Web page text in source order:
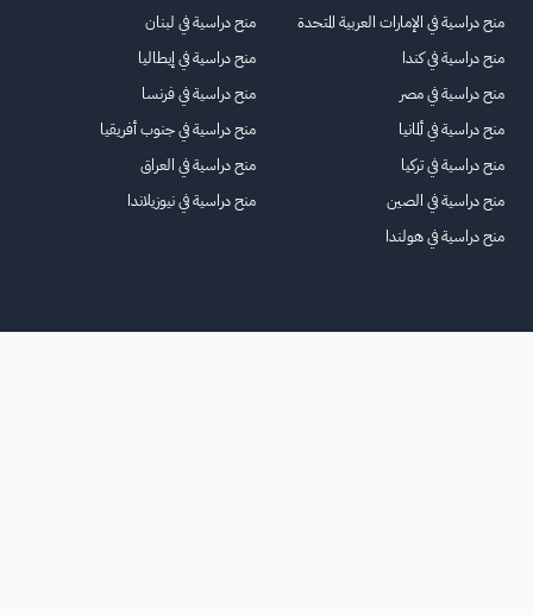
منح دراسية في الإمارات العربية المتحدة
منح دراسية في كندا
منح دراسية في مصر
منح دراسية في ألمانيا
منح دراسية في تركيا
منح دراسية في الصين
منح دراسية في هولندا
منح دراسية في لبنان
منح دراسية في إيطاليا
منح دراسية في فرنسا
منح دراسية في جنوب أفريقيا
منح دراسية في العراق
منح دراسية في نيوزيلاندا